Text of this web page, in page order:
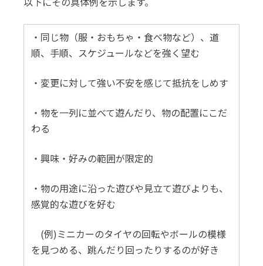
・同じ物（服・おもちゃ・食べ物など）、道
順、手順、スケジュールなどを強く望む
・変更に対して強い不安を感じて抵抗をしめす
・物を一列に並べて遊んだり、物の配置にこだ
わる
・興味・好みの範囲が限定的
・物の用途に沿った遊びや見立て遊びよりも、
感覚的な遊びを好む
(例)ミニカーのタイヤの回転やボールの模様
を見つめる、跳んだり回ったりするのが好き